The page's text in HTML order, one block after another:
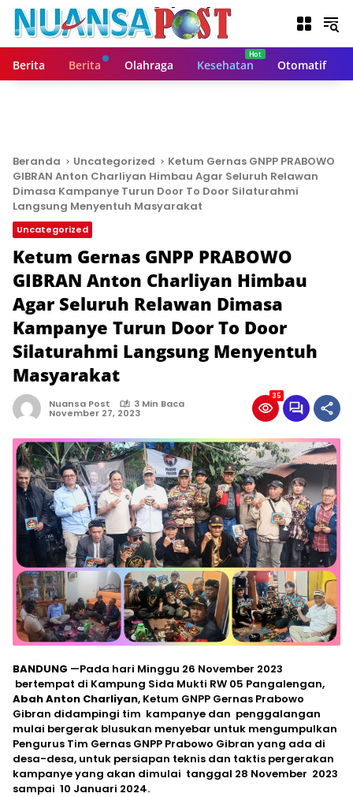
Berita Berita Olahraga Kesehatan Otomatif
Beranda Uncategorized
Ketum Gernas GNPP PRABOWO
GIBRAN Anton Charliyan Himbau Agar Seluruh Relawan
Dimasa Kampanye Turun Door To Door Silaturahmi
Langsung Menyentuh Masyarakat
Uncategorized
Ketum Gernas GNPP PRABOWO
GIBRAN Anton Charliyan Himbau
Agar Seluruh Relawan Dimasa
Kampanye Turun Door To Door
Silaturahmi Langsung Menyentuh
Masyarakat
Nuansa Post 3 Min Baca
November 27, 2023
35
BANDUNG —Pada hari Minggu 26 November 2023
bertempat di Kampung Sida Mukti RW 05 Pangalengan,
Abah Anton Charliyan, Ketum GNPP Gernas Prabowo
Gibran didampingi tim kampanye dan penggalangan
mulai bergerak blusukan menyebar untuk mengumpulkan
Pengurus Tim Gernas GNPP Prabowo Gibran yang ada di
desa-desa, untuk persiapan teknis dan taktis pergerakan
kampanye yang akan dimulai tanggal 28 November 2023
sampai 10 Januari 2024.